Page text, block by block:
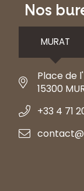
Nos
MURAT
Place de
15300
+33 4 71